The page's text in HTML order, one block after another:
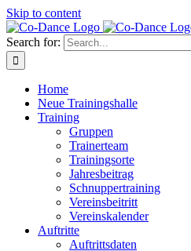
Skip to content
Search for:
Home
Neue Trainingshalle
Training
Gruppen
Trainerteam
Trainingsorte
Jahresbeitrag
Schnuppertraining
Vereinsbeitritt
Vereinskalender
Auftritte
Auftrittsdaten